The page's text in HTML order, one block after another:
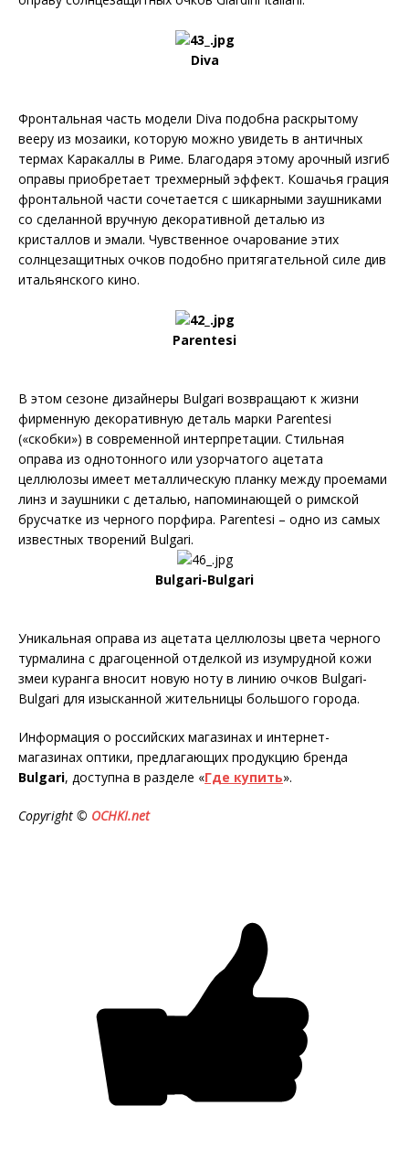
Diva
Фронтальная часть модели Diva подобна раскрытому
вееру из мозаики, которую можно увидеть в античных
термах Каракаллы в Риме. Благодаря этому арочный изгиб
оправы приобретает трехмерный эффект. Кошачья грация
фронтальной части сочетается с шикарными заушниками
со сделанной вручную декоративной деталью из
кристаллов и эмали. Чувственное очарование этих
солнцезащитных очков подобно притягательной силе див
итальянского кино.
Parentesi
В этом сезоне дизайнеры Bulgari возвращают к жизни
фирменную декоративную деталь марки Parentesi
(«скобки») в современной интерпретации. Стильная
оправа из однотонного или узорчатого ацетата
целлюлозы имеет металлическую планку между проемами
линз и заушники с деталью, напоминающей о римской
брусчатке из черного порфира. Parentesi – одно из самых
известных творений Bulgari.
Bulgari-Bulgari
Уникальная оправа из ацетата целлюлозы цвета черного
турмалина с драгоценной отделкой из изумрудной кожи
змеи куранга вносит новую ноту в линию очков Bulgari-
Bulgari для изысканной жительницы большого города.
Информация о российских магазинах и интернет-
магазинах оптики, предлагающих продукцию бренда
Bulgari, доступна в разделе «Где купить».
Copyright © OCHKI.net